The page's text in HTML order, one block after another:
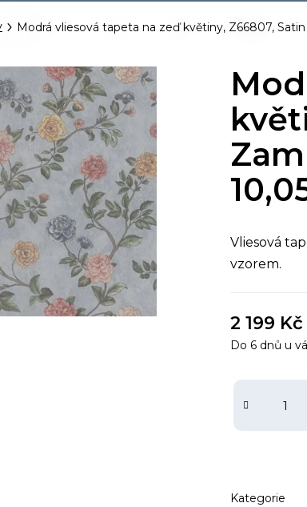
Modrá vliesová tapeta na zeď květiny, Z66807,
Vliesová
vzorem.
2 199
Do 6 dnů u
Kategorie